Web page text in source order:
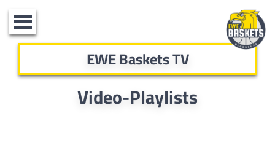
Toggle
navigation
EWE Baskets TV
Video-Playlists